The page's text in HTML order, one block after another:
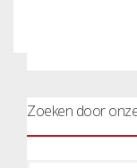
Zoeken door